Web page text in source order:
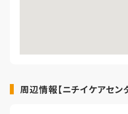
周辺情報【ニチイケアセン